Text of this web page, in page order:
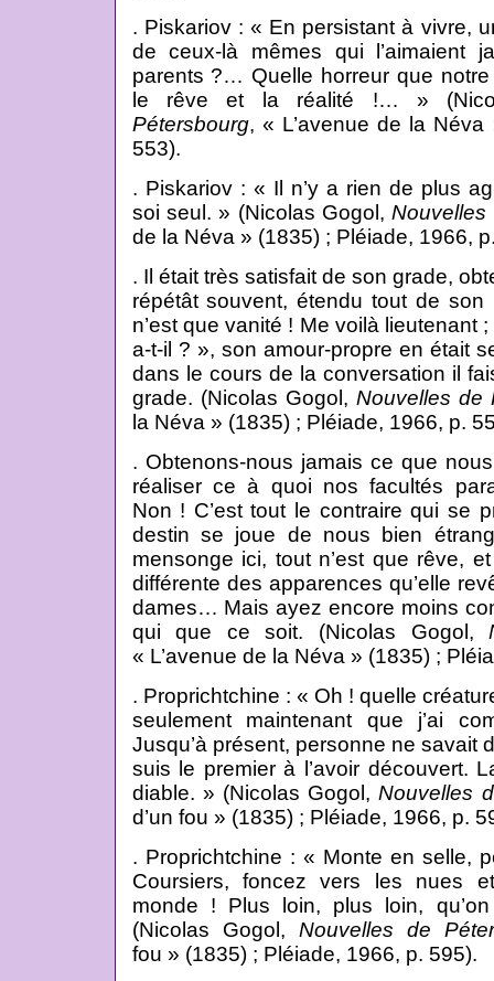
. Piskariov : « En persistant à vivre,
de ceux-là mêmes qui l’aimaient
parents ?… Quelle horreur que
le rêve et la réalité !… »
Pétersbourg, « L’avenue de la
553).
. Piskariov : « Il n’y a rien de plus
soi seul. » (Nicolas Gogol,Nouvelles
de la Néva » (1835) ; Pléiade, 1966,
. Il était très satisfait de son grade,
répétât souvent, étendu tout de
n’est que vanité ! Me voilà lieutenant
a-t-il ? », son amour-propre en était
dans le cours de la conversation il
grade. (Nicolas Gogol, Nouvelles de
la Néva » (1835) ; Pléiade, 1966, p.
. Obtenons-nous jamais ce que
réaliser ce à quoi nos facultés
Non ! C’est tout le contraire qui se
destin se joue de nous bien
mensonge ici, tout n’est que rêve,
différente des apparences qu’elle
dames… Mais ayez encore moins
qui que ce soit. (Nicolas Gogol,
« L’avenue de la Néva » (1835) ;
. Proprichtchine : « Oh ! quelle
seulement maintenant que j’ai
Jusqu’à présent, personne ne savait
suis le premier à l’avoir découvert.
diable. » (Nicolas Gogol,Nouvelles
d’un fou » (1835) ; Pléiade, 1966, p.
. Proprichtchine : « Monte en selle,
Coursiers, foncez vers les nues
monde ! Plus loin, plus loin,
(Nicolas Gogol, Nouvelles de
fou » (1835) ; Pléiade, 1966, p. 595).